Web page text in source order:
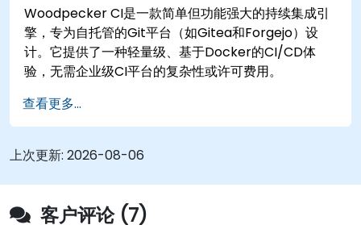
Woodpecker CI是一款简单但功能强大的持续集成引
擎，专为自托管的Git平台（如Gitea和Forgejo）设
计。它提供了一种轻量级、基于Docker的CI/CD体
验，无需企业级CI平台的复杂性或许可费用。
查看更多...
上次更新: 2026-08-06
客户评论 (7)